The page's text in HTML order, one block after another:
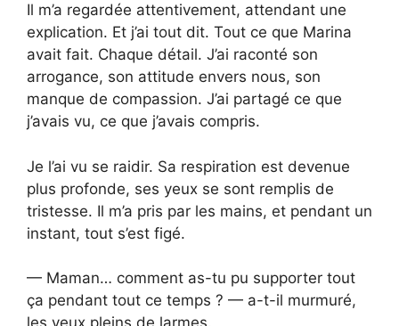
Il m’a regardée attentivement, attendant une
explication. Et j’ai tout dit. Tout ce que Marina
avait fait. Chaque détail. J’ai raconté son
arrogance, son attitude envers nous, son
manque de compassion. J’ai partagé ce que
j’avais vu, ce que j’avais compris.
Je l’ai vu se raidir. Sa respiration est devenue
plus profonde, ses yeux se sont remplis de
tristesse. Il m’a pris par les mains, et pendant un
instant, tout s’est figé.
— Maman… comment as-tu pu supporter tout
ça pendant tout ce temps ? — a-t-il murmuré,